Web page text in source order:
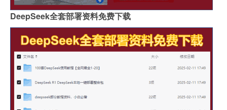
DeepSeek全套部署资料免费下载